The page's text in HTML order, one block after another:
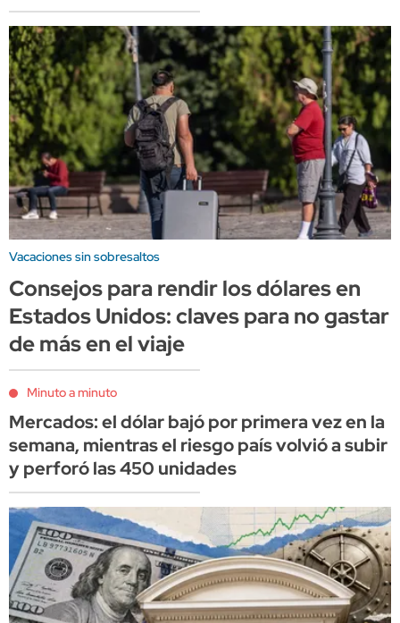
Vacaciones sin sobresaltos
Consejos para rendir los dólares en
Estados Unidos: claves para no gastar
de más en el viaje
Minuto a minuto
Mercados: el dólar bajó por primera vez en la
semana, mientras el riesgo país volvió a subir
y perforó las 450 unidades